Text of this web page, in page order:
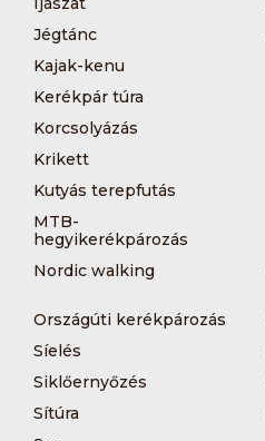
Jégtánc
Kajak-kenu
Kerékpár túra
Korcsolyázás
Krikett
Kutyás terepfutás
MTB-
hegyikerékpározás
Nordic walking
Országúti kerékpározás
Síelés
Siklőernyőzés
Sítúra